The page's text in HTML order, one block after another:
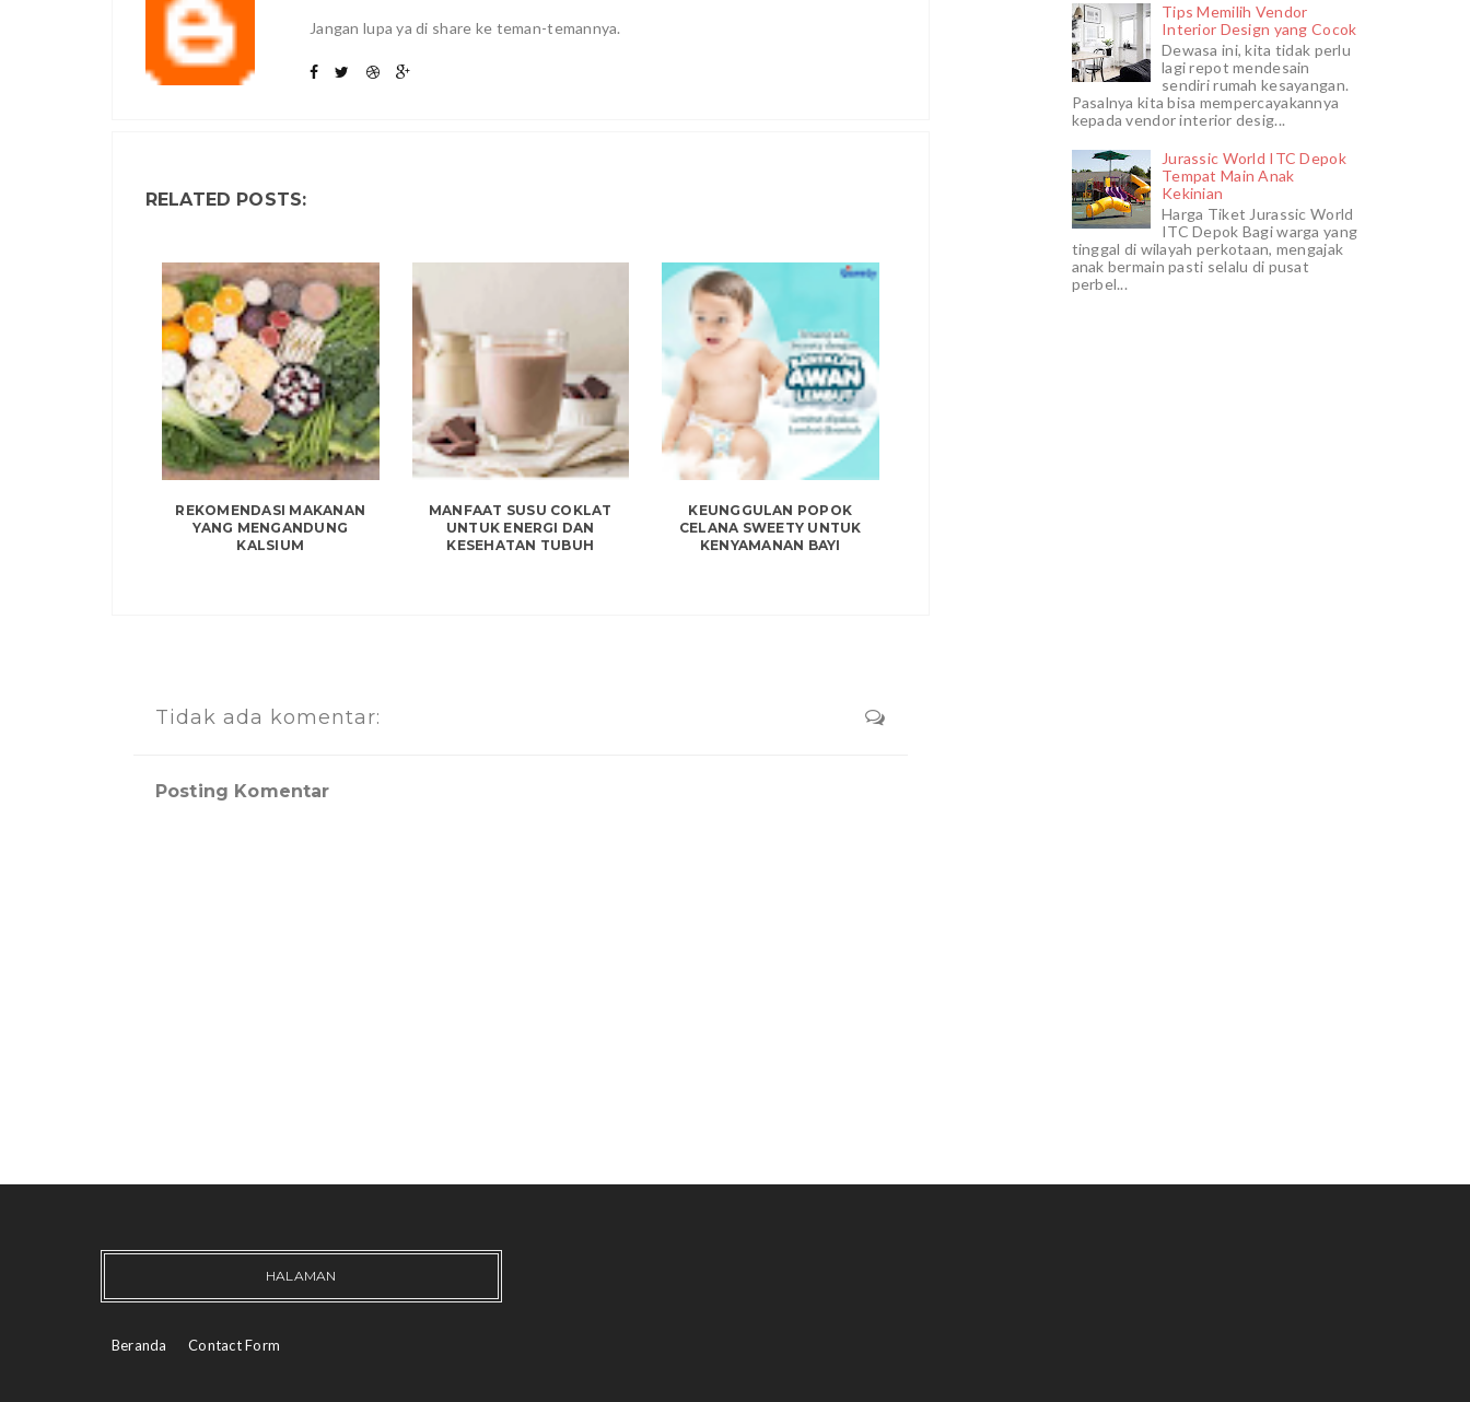
Jangan lupa ya di share ke teman-temannya.
RELATED POSTS:
REKOMENDASI MAKANAN
YANG MENGANDUNG
KALSIUM
MANFAAT SUSU COKLAT
UNTUK ENERGI DAN
KESEHATAN TUBUH
KEUNGGULAN POPOK
CELANA SWEETY UNTUK
KENYAMANAN BAYI
Tidak ada komentar:
Posting Komentar
Tips Memilih Vendor
Interior Design yang Cocok
Dewasa ini, kita tidak perlu
lagi repot mendesain
sendiri rumah kesayangan.
Pasalnya kita bisa mempercayakannya
kepada vendor interior desig...
Jurassic World ITC Depok
Tempat Main Anak
Kekinian
Harga Tiket Jurassic World
ITC Depok Bagi warga yang
tinggal di wilayah perkotaan, mengajak
anak bermain pasti selalu di pusat
perbel...
HALAMAN
Beranda Contact Form